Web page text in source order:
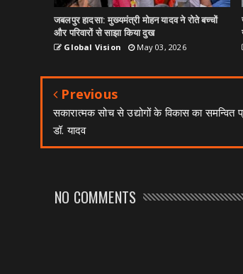
जबलपुर हादसा: मुख्यमंत्री मोहन यादव ने रोते बच्चों
और परिवारों से साझा किया दुख
Global Vision May 03, 2026
Previous
सकारात्मक सोच से उद्योगों के विकास का समन्वित
डॉ. यादव
NO COMMENTS